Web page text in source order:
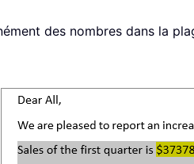
des nombres dans la